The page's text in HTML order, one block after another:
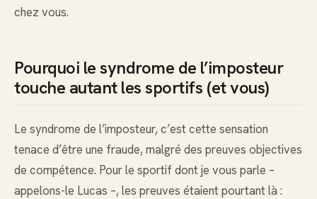
chez vous.
Pourquoi le syndrome de l’imposteur
touche autant les sportifs (et vous)
Le syndrome de l’imposteur, c’est cette sensation
tenace d’être une fraude, malgré des preuves objectives
de compétence. Pour le sportif dont je vous parle –
appelons-le Lucas –, les preuves étaient pourtant là :